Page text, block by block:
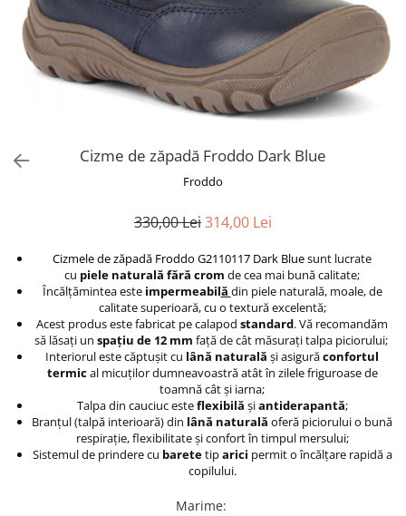
Cizme de zăpadă Froddo Dark Blue
Froddo
330,00 Lei314,00 Lei
Cizmele de zăpadă Froddo G2110117 Dark Bluesunt lucrate
cu piele naturală fără crom de cea mai bună calitate;
Încălţămintea este impermeabilă din piele naturală, moale, de
calitate superioară, cu o textură excelentă;
Acest produs este fabricat pe calapod standard. Vă recomandăm
să lăsaţi un spaţiu de 12 mm faţă de cât măsuraţi talpa piciorului;
Interiorul este căptuşit cu lână naturală şi asigurăconfortul
termical micuţilor dumneavoastră atât în zilele friguroase de
toamnă cât şi iarna;
Talpa din cauciuc esteflexibilă şiantiderapantă;
Branţul (talpă interioară) din lână naturală oferă piciorului o bună
respiraţie, flexibilitate şi confort în timpul mersului;
Sistemul de prindere cu baretetiparici permit o încălţare rapidă a
copilului.
Marime: